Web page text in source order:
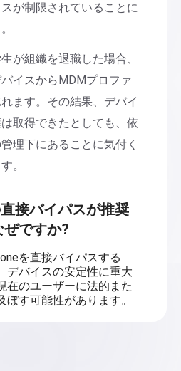
が制限されていることに
が組織を退職した場合、
イスからMDMプロファ
ます。その結果、デバイ
取得できたとしても、依
理下にあることに気付く
。
接バイパスが推奨
ぜですか?
を直接バイパスする
デバイスの安定性に重大
在のユーザーに法的また
す可能性があります。